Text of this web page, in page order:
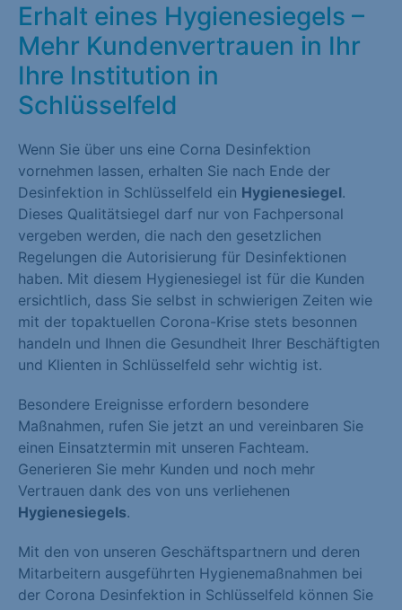
Erhalt eines Hygienesiegels –
Mehr Kundenvertrauen in Ihr
Ihre Institution in
Schlüsselfeld
Wenn Sie über uns eine Corna Desinfektion
vornehmen lassen, erhalten Sie nach Ende der
Desinfektion in Schlüsselfeld ein Hygienesiegel.
Dieses Qualitätsiegel darf nur von Fachpersonal
vergeben werden, die nach den gesetzlichen
Regelungen die Autorisierung für Desinfektionen
haben. Mit diesem Hygienesiegel ist für die Kunden
ersichtlich, dass Sie selbst in schwierigen Zeiten wie
mit der topaktuellen Corona-Krise stets besonnen
handeln und Ihnen die Gesundheit Ihrer Beschäftigten
und Klienten in Schlüsselfeld sehr wichtig ist.
Besondere Ereignisse erfordern besondere
Maßnahmen, rufen Sie jetzt an und vereinbaren Sie
einen Einsatztermin mit unseren Fachteam.
Generieren Sie mehr Kunden und noch mehr
Vertrauen dank des von uns verliehenen
Hygienesiegels.
Mit den von unseren Geschäftspartnern und deren
Mitarbeitern ausgeführten Hygienemaßnahmen bei
der Corona Desinfektion in Schlüsselfeld können Sie